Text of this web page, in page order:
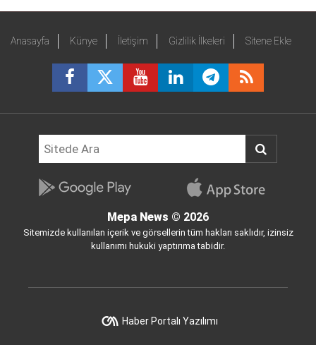
Anasayfa Künye İletişim Gizlilik İlkeleri Sitene Ekle
Mepa News © 2026
Sitemizde kullanılan içerik ve görsellerin tüm hakları saklıdır, izinsiz
kullanımı hukuki yaptırıma tabidir.
Haber Portalı Yazılımı